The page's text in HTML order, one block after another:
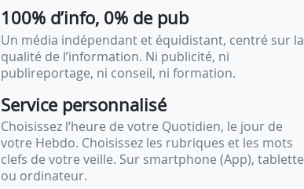
100% d’info, 0% de pub
Un média indépendant et équidistant, centré sur la
qualité de l’information. Ni publicité, ni
publireportage, ni conseil, ni formation.
Service personnalisé
Choisissez l‘heure de votre Quotidien, le jour de
votre Hebdo. Choisissez les rubriques et les mots
clefs de votre veille. Sur smartphone (App), tablette
ou ordinateur.